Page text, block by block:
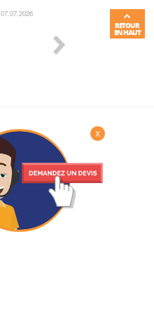
01.07.2026
Très bon suivi et très
X
RETOUR
EN HAUT